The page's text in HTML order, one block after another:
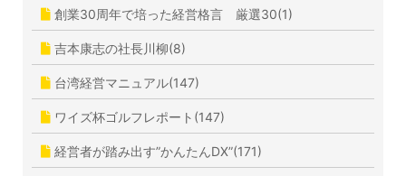
創業30周年で培った経営格言 厳選30(1)
吉本康志の社長川柳(8)
台湾経営マニュアル(147)
ワイズ杯ゴルフレポート(147)
経営者が踏み出す”かんたんDX”(171)